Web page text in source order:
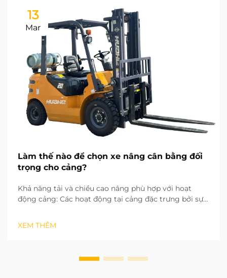
13
Mar
Làm thế nào để chọn xe nâng cân bằng đối
trọng cho cảng?
Khả năng tải và chiều cao nâng phù hợp với hoạt
động cảng: Các hoạt động tại cảng đặc trưng bởi sự
phụ kiện container nhỏ, do đó khả năng tải là yếu tố
XEM THÊM